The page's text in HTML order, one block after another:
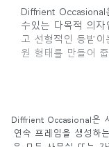
Diffrient
수있는 다목적 의
고 선형적인 등받
원 형태를 만들어
Diffrient Occasional은
연속 프레임을 생성하